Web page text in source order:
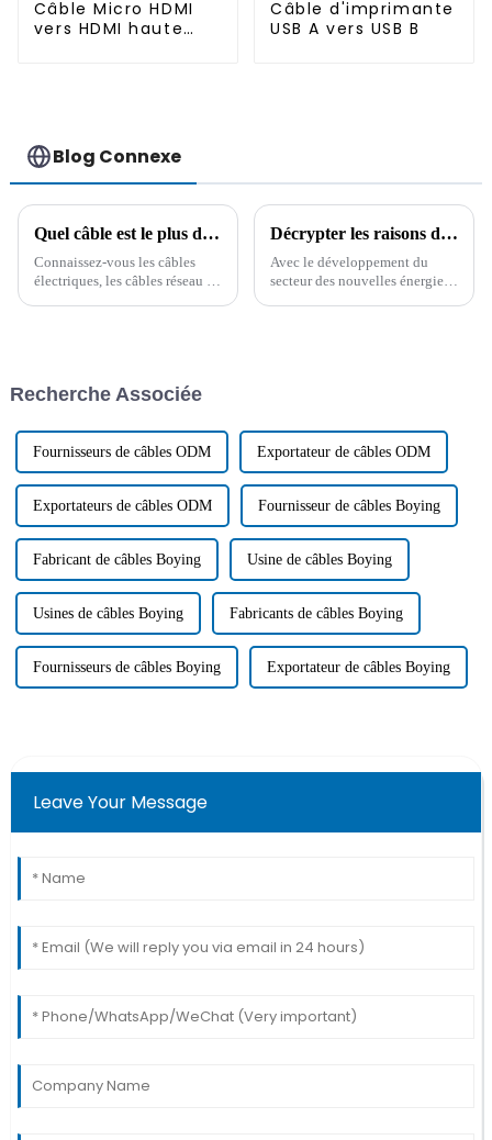
Câble Micro HDMI
vers HDMI haute
Câble d'imprimante
USB A vers USB B
Blog Connexe
Quel câble est le plus durable ? Il est important de connaître à l'avance les connaissances d'un professionnel !
Connaissez-vous les câbles
électriques, les câbles réseau et
professionnels…
Décrypter les raisons de la tendance à la hausse des prix internationaux du cuivre
Avec le développement du
secteur des nouvelles énergies,
Recherche Associée
Fournisseurs de câbles ODM Exportateur de câbles ODM
Exportateurs de câbles ODM Fournisseur de câbles Boying
Fabricant de câbles Boying Usine de câbles Boying
Usines de câbles Boying Fabricants de câbles Boying
Fournisseurs de câbles Boying Exportateur de câbles Boying
Leave Your Message